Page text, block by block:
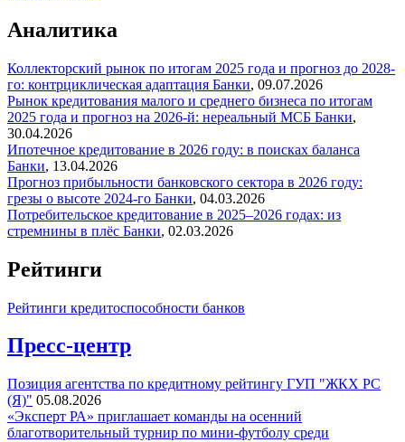
Аналитика
Коллекторский рынок по итогам 2025 года и прогноз до 2028-
го: контрциклическая адаптация Банки, 09.07.2026
Рынок кредитования малого и среднего бизнеса по итогам
2025 года и прогноз на 2026-й: нереальный МСБ Банки,
30.04.2026
Ипотечное кредитование в 2026 году: в поисках баланса
Банки, 13.04.2026
Прогноз прибыльности банковского сектора в 2026 году:
грезы о высоте 2024-го Банки, 04.03.2026
Потребительское кредитование в 2025–2026 годах: из
стремнины в плёс Банки, 02.03.2026
Рейтинги
Рейтинги кредитоспособности банков
Пресс-центр
Позиция агентства по кредитному рейтингу ГУП "ЖКХ РС
(Я)" 05.08.2026
«Эксперт РА» приглашает команды на осенний
благотворительный турнир по мини-футболу среди